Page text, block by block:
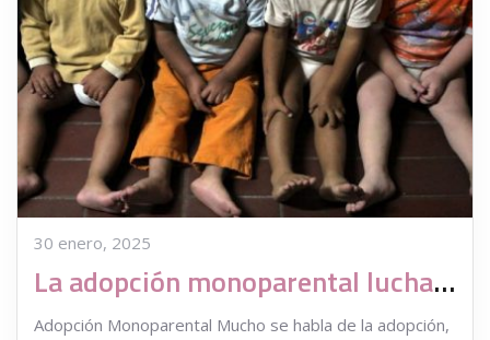
30 enero, 2025
La adopción monoparental lucha por abrirse paso
Adopción Monoparental Mucho se habla de la adopción,